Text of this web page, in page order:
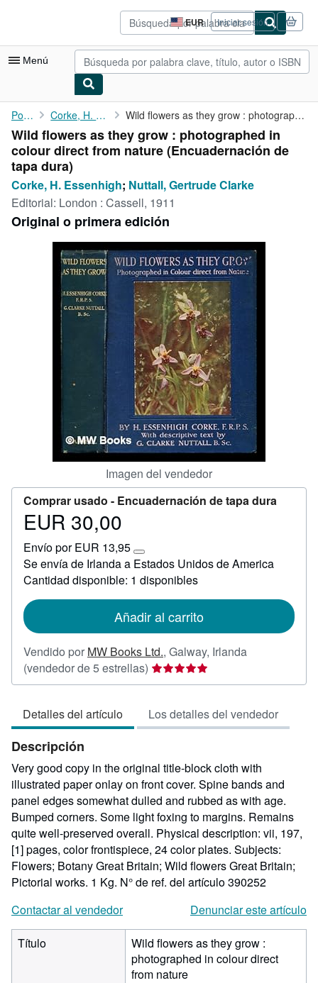
Pasar al contenido principal
EUR
Preferencias
de
compra
del
Iniciar sesión
Menú
Mi cuenta
Consultar mis pedidos
Búsqueda avanzada
Colecciones
Vendedores
Comenzar a vender
CERRAR
Portada Corke, H. Essenhigh Wild flowers as they grow : photographed in colour direct from ...
Wild flowers as they grow : photographed in
colour direct from nature (Encuadernación de
tapa dura)
Corke, H. Essenhigh; Nuttall, Gertrude Clarke
Editorial: London : Cassell, 1911
Original o primera edición
Imagen del vendedor
Comprar usado - Encuadernación de tapa dura
Precio
30,00
EUR 30,00
Envío por EUR 13,95
Más
información
sobre
tarifas
envío
Se envía de Irlanda a Estados Unidos de America
Cantidad disponible: 1 disponibles
Añadir al carrito
Vendido por MW Books Ltd., Galway, Irlanda
(vendedor de 5 estrellas) Calificación
del
5
de
estrellas
Detalles del artículo Los detalles del vendedor
Descripción
Very good copy in the original title-block cloth with
illustrated paper onlay on front cover. Spine bands and
panel edges somewhat dulled and rubbed as with age.
Bumped corners. Some light foxing to margins. Remains
quite well-preserved overall. Physical description: vii, 197,
[1] pages, color frontispiece, 24 color plates. Subjects:
Flowers; Botany Great Britain; Wild flowers Great Britain;
Pictorial works. 1 Kg. N° de ref. del artículo 390252
Contactar al vendedor
Denunciar este artículo
Título
Wild flowers as they grow :
photographed in colour direct
from nature